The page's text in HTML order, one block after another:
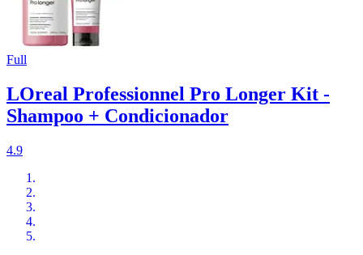
Full
LOreal Professionnel Pro Longer Kit -
Shampoo + Condicionador
4.9